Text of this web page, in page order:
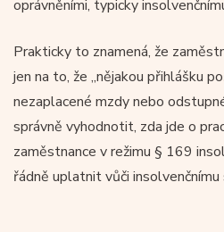
oprávněními, typicky
Prakticky to znamená, že
jen na to, že „nějakou přihlášku
nezaplacené mzdy nebo
správně vyhodnotit, zda jde o
zaměstnance v režimu § 169
řádně uplatnit vůči insolvenčnímu